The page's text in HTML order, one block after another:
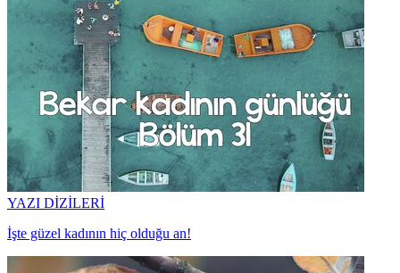
YAZI DİZİLERİ
İşte güzel kadının hiç olduğu an!